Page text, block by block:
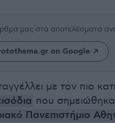
μας στα αποτελέσματα
on Google
με τον πιο
που
Πανεπιστήμιο